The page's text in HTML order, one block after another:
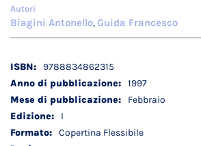
Autori
Biagini Antonello,Guida Francesco
Dettagli
tecnici
9788834862315
1997
Febbraio
I
Copertina Flessibile